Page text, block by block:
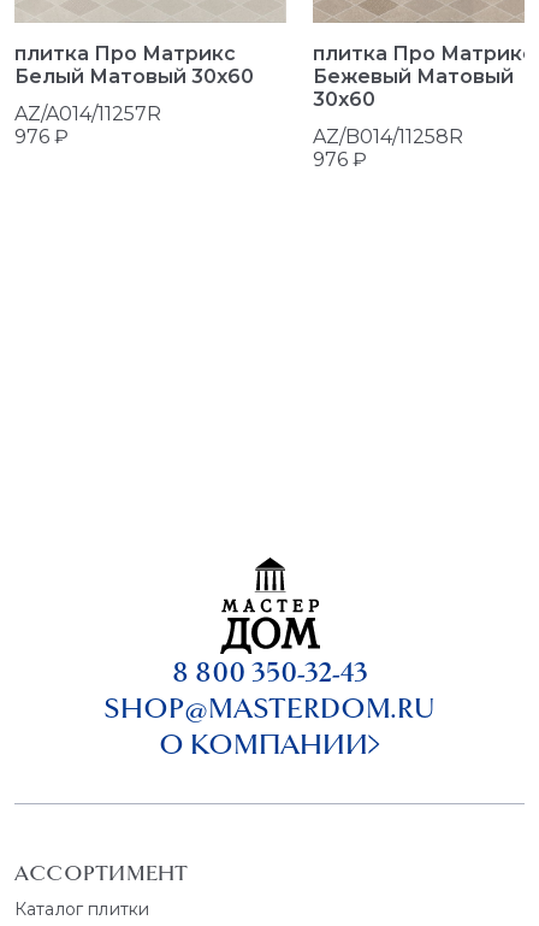
плитка Про Матрикс
Белый Матовый 30x60
AZ/A014/11257R
976 ₽
плитка Про Матрикс
Бежевый Матовый
30x60
AZ/B014/11258R
976 ₽
8 800 350-32-43
SHOP@MASTERDOM.RU
О КОМПАНИИ
АССОРТИМЕНТ
Каталог плитки